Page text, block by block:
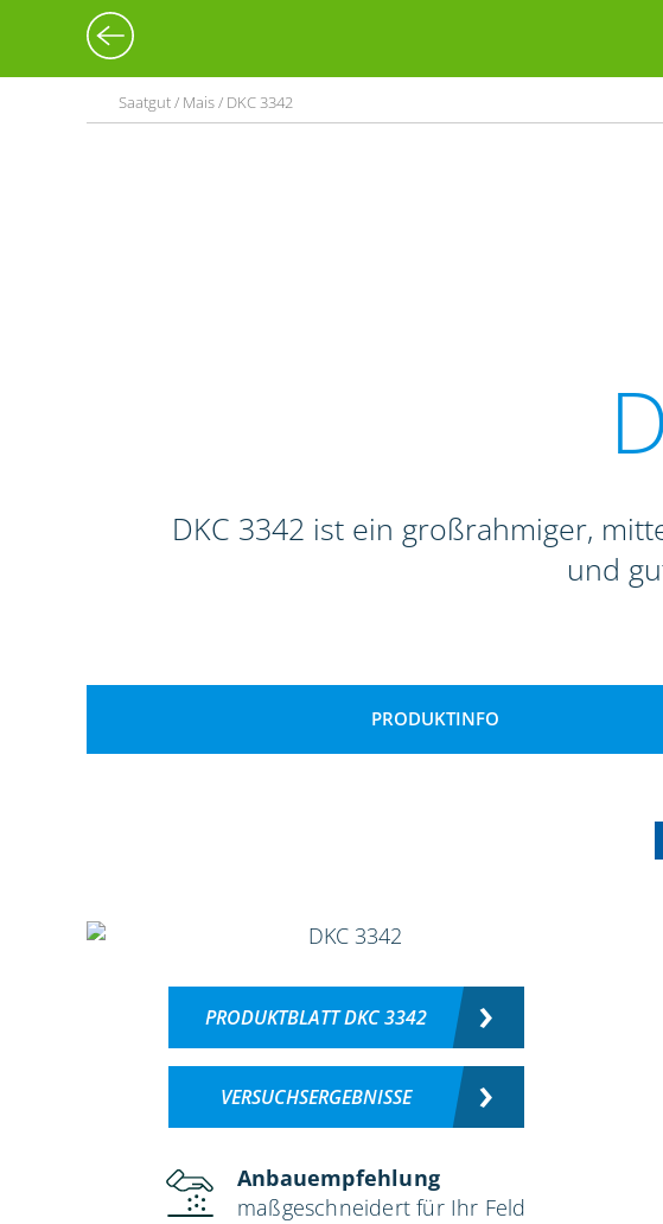
Saatgut / Mais / DKC 3342
DKC 3342 ist ein großrahmiger,
und
PRODUKTINFO
PRODUKTBLATT DKC 3342
VERSUCHSERGEBNISSE
Anbauempfehlung
maßgeschneidert für Ihr Feld